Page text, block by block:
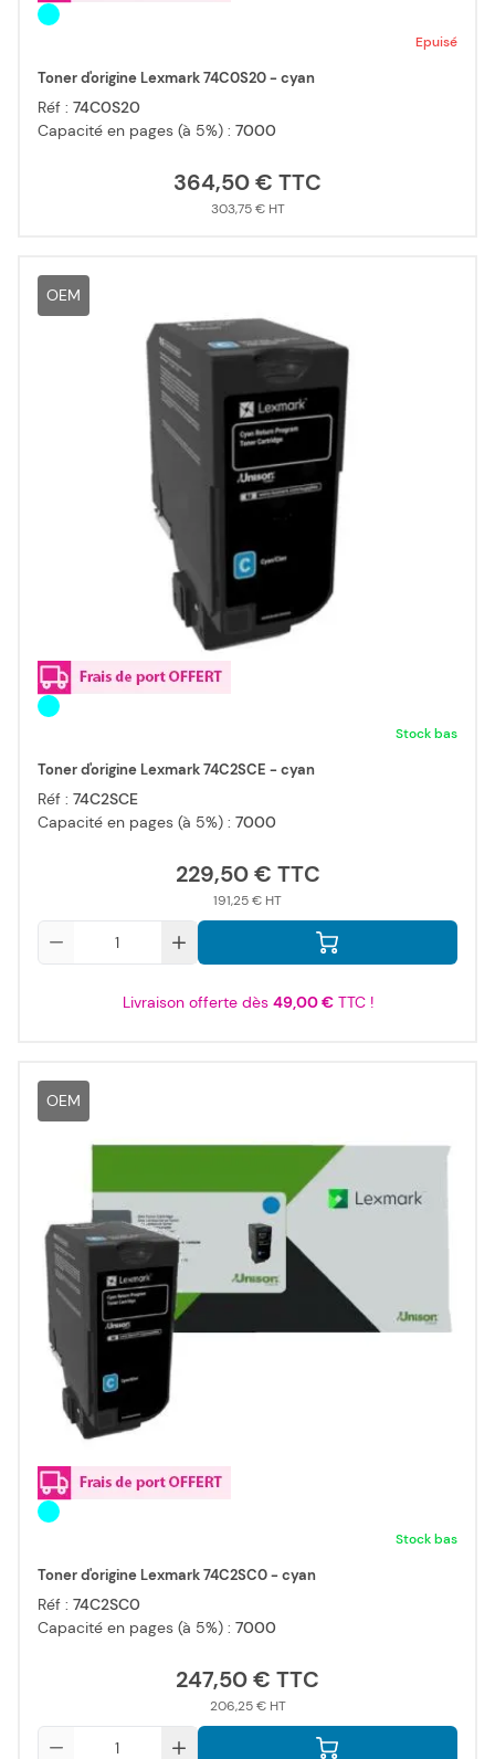
Epuisé
Toner d'origine Lexmark 74C0S20 - cyan
Réf : 74C0S20
Capacité en pages (à 5%) : 7000
364,50 €
303,75 €
OEM
Stock bas
Toner d'origine Lexmark 74C2SCE - cyan
Réf : 74C2SCE
Capacité en pages (à 5%) : 7000
229,50 €
191,25 €
Livraison offerte dès 49,00 €TTC !
OEM
Stock bas
Toner d'origine Lexmark 74C2SC0 - cyan
Réf : 74C2SC0
Capacité en pages (à 5%) : 7000
247,50 €
206,25 €